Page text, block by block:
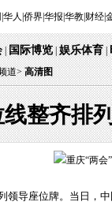
华人 侨界|华报 华教| 财经|
|国际博览|娱乐体育|
道> 高清图
整齐排
领导座位牌。当日，